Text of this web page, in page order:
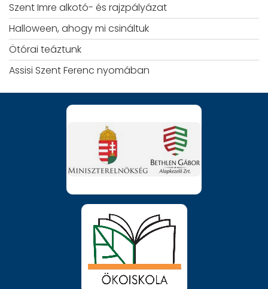
Szent Imre alkotó- és rajzpályázat
Halloween, ahogy mi csináltuk
Ötórai teáztunk
Assisi Szent Ferenc nyomában